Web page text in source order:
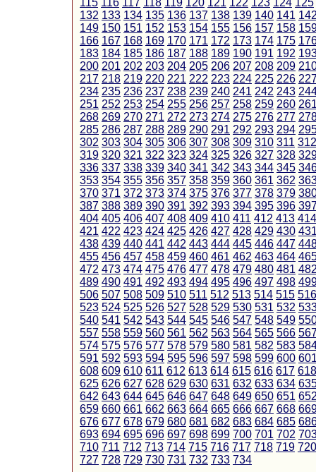
115 116 117 118 119 120 121 122 123 124 125
132 133 134 135 136 137 138 139 140 141
149 150 151 152 153 154 155 156 157 158
166 167 168 169 170 171 172 173 174 175
183 184 185 186 187 188 189 190 191 192
200 201 202 203 204 205 206 207 208 209
217 218 219 220 221 222 223 224 225 226
234 235 236 237 238 239 240 241 242 243
251 252 253 254 255 256 257 258 259 260
268 269 270 271 272 273 274 275 276 277
285 286 287 288 289 290 291 292 293 294
302 303 304 305 306 307 308 309 310 311 312
319 320 321 322 323 324 325 326 327 328
336 337 338 339 340 341 342 343 344 345
353 354 355 356 357 358 359 360 361 362
370 371 372 373 374 375 376 377 378 379
387 388 389 390 391 392 393 394 395 396
404 405 406 407 408 409 410 411 412 413 414
421 422 423 424 425 426 427 428 429 430
438 439 440 441 442 443 444 445 446 447
455 456 457 458 459 460 461 462 463 464
472 473 474 475 476 477 478 479 480 481
489 490 491 492 493 494 495 496 497 498
506 507 508 509 510 511 512 513 514 515 516
523 524 525 526 527 528 529 530 531 532
540 541 542 543 544 545 546 547 548 549
557 558 559 560 561 562 563 564 565 566
574 575 576 577 578 579 580 581 582 583
591 592 593 594 595 596 597 598 599 600
608 609 610 611 612 613 614 615 616 617 618
625 626 627 628 629 630 631 632 633 634
642 643 644 645 646 647 648 649 650 651
659 660 661 662 663 664 665 666 667 668
676 677 678 679 680 681 682 683 684 685
693 694 695 696 697 698 699 700 701 702
710 711 712 713 714 715 716 717 718 719 720
727 728 729 730 731 732 733 734